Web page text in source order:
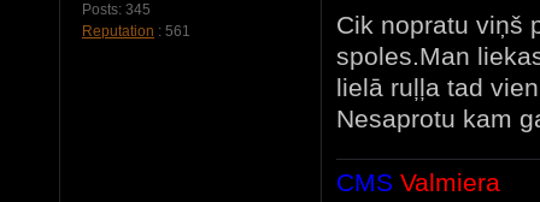
Posts: 345
Reputation : 561
Cik nopratu viņš
spoles.Man
lielā ruļļa tad
Nesaprotu kam
CMS Valmiera